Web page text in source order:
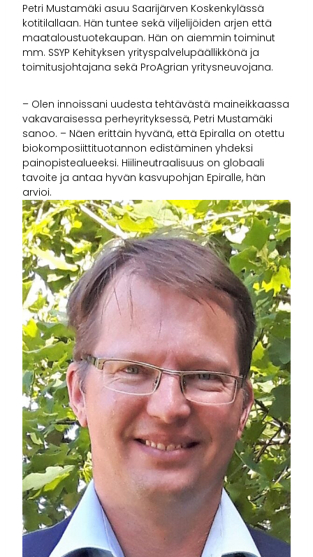
Petri Mustamäki asuu Saarijärven Koskenkylässä
kotitilallaan. Hän tuntee sekä viljelijöiden arjen että
maataloustuotekaupan. Hän on aiemmin toiminut
mm. SSYP Kehityksen yrityspalvelupäällikkönä ja
toimitusjohtajana sekä ProAgrian yritysneuvojana.
– Olen innoissani uudesta tehtävästä maineikkaassa
vakavaraisessa perheyrityksessä, Petri Mustamäki
sanoo. – Näen erittäin hyvänä, että Epiralla on otettu
biokomposiittituotannon edistäminen yhdeksi
painopistealueeksi. Hiilineutraalisuus on globaali
tavoite ja antaa hyvän kasvupohjan Epiralle, hän
arvioi.